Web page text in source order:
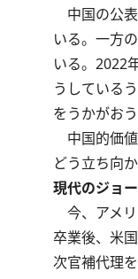
中国の公
いる。一方
いる。2‌0‌2‌2
うしている
をうかがお
中国的価
どう立ち向
現代のジョ
今、アメ
卒業後、米
次官補代理